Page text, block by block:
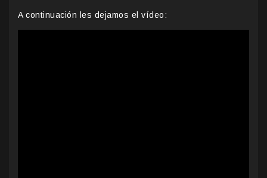
A continuación les dejamos el vídeo: